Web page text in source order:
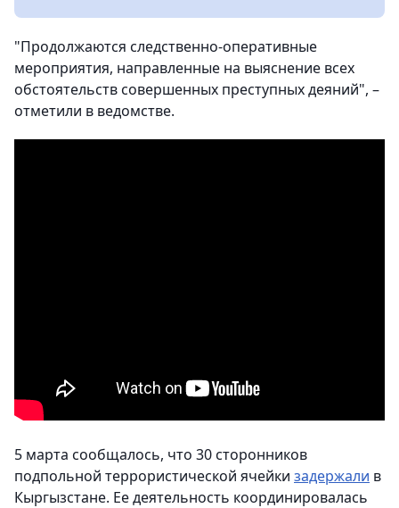
"Продолжаются следственно-оперативные
мероприятия, направленные на выяснение всех
обстоятельств совершенных преступных деяний", –
отметили в ведомстве.
5 марта сообщалось, что 30 сторонников
подпольной террористической ячейки задержали в
Кыргызстане. Ее деятельность координировалась